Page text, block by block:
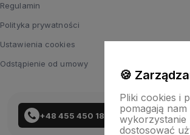
+48 455 450 183
Regulamin
Polityka prywatności
Ustawienia cookies
Odstąpienie od umowy
🍪
Pliki cookies i
pomagają
wykorzystanie
dostosować